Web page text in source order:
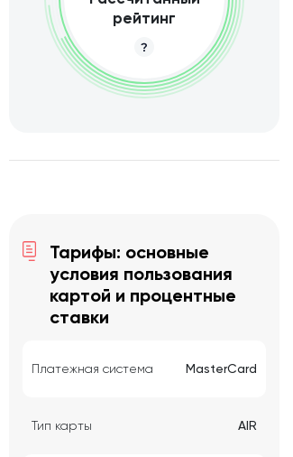
рейтинг
Тарифы: основные
условия пользования
картой и процентные
ставки
Платежная система MasterCard
Тип карты AIR